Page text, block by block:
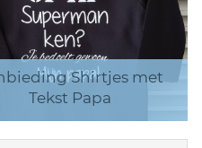
Shirtjes met
Tekst Papa